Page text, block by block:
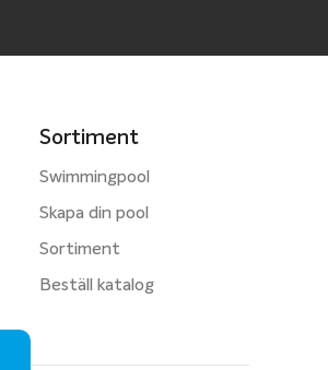
Sortiment
Swimmingpool
Skapa din pool
Sortiment
Beställ katalog